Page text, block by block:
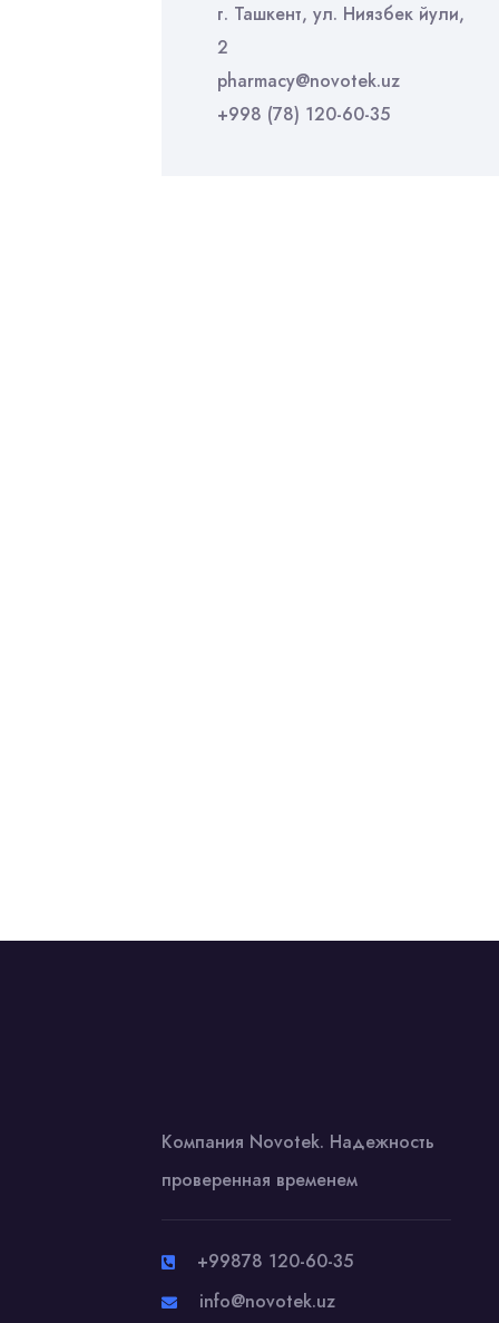
г. Ташкент, ул. Ниязбек йули,
2
pharmacy@novotek.uz
+998 (78) 120-60-35
Компания Novotek. Надежность
проверенная временем
+99878 120-60-35
info@novotek.uz